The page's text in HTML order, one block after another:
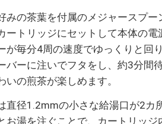
みの茶葉を付属のメジャースプ
ートリッジにセットして本体の
が毎分4周の速度でゆっくりと回
バーに注いでフタをし、約3分間
いの煎茶が楽しめます。
直径1.2mmの小さな給湯口が2カ
お湯を注ぐことで、カートリッ